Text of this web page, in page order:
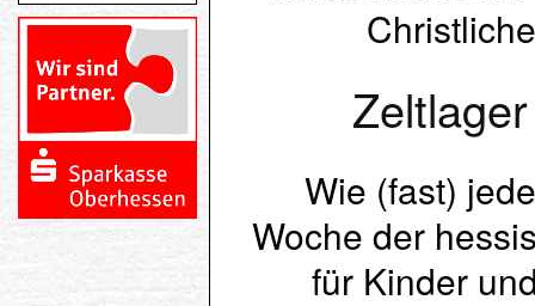
Wie (fast)
Woche der
für Kinder